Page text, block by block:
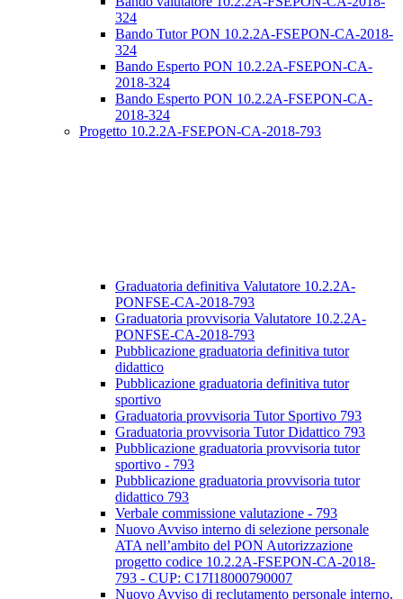
324
Bando Tutor PON 10.2.2A-FSEPON-CA-2018-
324
Bando Esperto PON 10.2.2A-FSEPON-CA-
2018-324
Bando Esperto PON 10.2.2A-FSEPON-CA-
2018-324
Progetto 10.2.2A-FSEPON-CA-2018-793
Graduatoria definitiva Valutatore 10.2.2A-
PONFSE-CA-2018-793
Graduatoria provvisoria Valutatore 10.2.2A-
PONFSE-CA-2018-793
Pubblicazione graduatoria definitiva tutor
didattico
Pubblicazione graduatoria definitiva tutor
sportivo
Graduatoria provvisoria Tutor Sportivo 793
Graduatoria provvisoria Tutor Didattico 793
Pubblicazione graduatoria provvisoria tutor
sportivo - 793
Pubblicazione graduatoria provvisoria tutor
didattico 793
Verbale commissione valutazione - 793
Nuovo Avviso interno di selezione personale
ATA nell’ambito del PON Autorizzazione
progetto codice 10.2.2A-FSEPON-CA-2018-
793 - CUP: C17I18000790007
Nuovo Avviso di reclutamento personale interno,